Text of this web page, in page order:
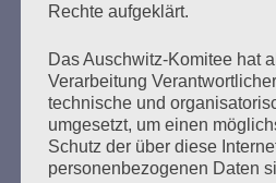
Peggy Parnass - 10. Januar 2021
Rechte aufgeklärt.
Das Auschwitz-Komitee hat
Verarbeitung
technische und
umgesetzt, um einen
Schutz der über diese
personenbezogenen Daten